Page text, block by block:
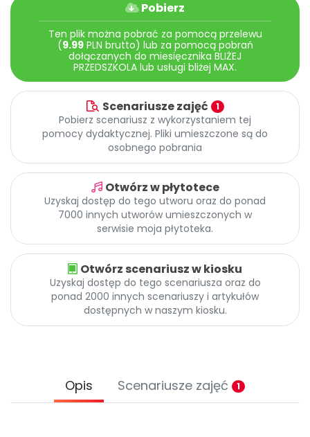
Archiwalne numery
Pomoc
Promocje
Pobierz
Ten plik można pobrać za pomocą przelewu
(9.99PLN brutto) lub za pomocą pobrań
dołączanych do miesięcznika BLIŻEJ
PRZEDSZKOLA lub usługi bliżej MAX.
Scenariusze zajęć 1
Pobierz scenariusz z wykorzystaniem tej
pomocy dydaktycznej. Pliki umieszczone są do
osobnego pobrania
Otwórz w płytotece
Uzyskaj dostęp do tego utworu oraz do ponad
7000 innych utworów umieszczonych w
serwisie moja płytoteka.
Otwórz scenariusz w kiosku
Uzyskaj dostęp do tego scenariusza oraz do
ponad 2000 innych scenariuszy i artykułów
dostępnych w naszym kiosku.
Opis Scenariusze zajęć 1